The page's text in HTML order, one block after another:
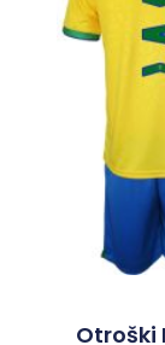
Otroški